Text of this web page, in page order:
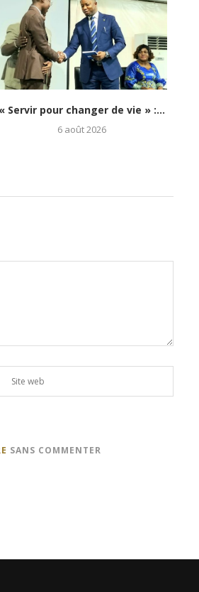
Festival Congo Mboka Vibe : la
jeunesse kinoise...
SANS COMMENTER